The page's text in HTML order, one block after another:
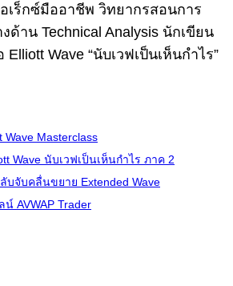
เร็กซ์มืออาชีพ วิทยากรสอนการ
ด้าน Technical Analysis นักเขียน
Elliott Wave “นับเวฟเป็นเห็นกำไร”
Wave Masterclass
Wave นับเวฟเป็นเห็นกำไร ภาค 2
บจับคลื่นขยาย Extended Wave
AVWAP Trader